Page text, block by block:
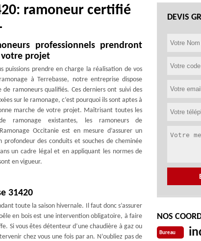
ramoneur certifié
professionnels prendront
projet
puissions prendre en charge la réalisation de vos
à Terrebasse, notre entreprise dispose
de ramoneurs qualifiés. Ces derniers ont suivi des
sur le ramonage, c’est pourquoi ils sont aptes à
marche de votre projet. Maîtrisant toutes les
ramonage existantes, les ramoneurs de
Occitanie est en mesure d’assurer un
profondeur des conduits et souches de cheminée
un cadre légal et en appliquant les normes de
en vigueur.
31420
toute la saison hivernale. Il faut donc s’assurer
en bois est une intervention obligatoire, à faire
Si vous êtes détenteur d’une chaudière à gaz ou
chez vous une fois par an. N’oubliez pas de
DEVIS
NOS
Bureau